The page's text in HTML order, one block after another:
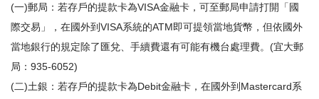
(一)郵局：若存戶的提款卡為VISA金融卡，可至郵局申請打開「國
際交易」，在國外到VISA系統的ATM即可提領當地貨幣，但依國外
當地銀行的規定除了匯兌、手續費還有可能有機台處理費。(宜大郵
局：935-6052)
(二)土銀：若存戶的提款卡為Debit金融卡，在國外到Mastercard系